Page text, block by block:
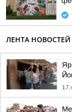
ЛЕНТА НОВОСТЕЙ